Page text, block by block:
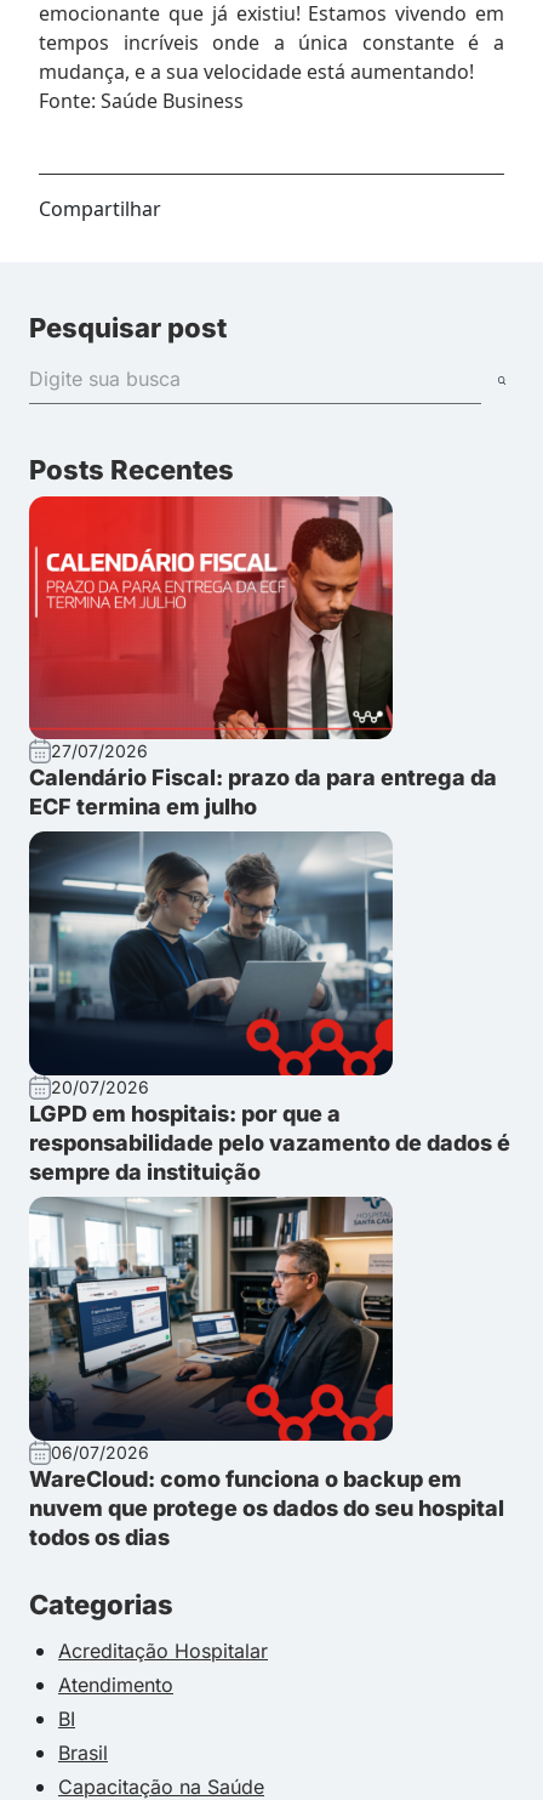
emocionante que já existiu! Estamos vivendo em
tempos incríveis onde a única constante é a
mudança, e a sua velocidade está aumentando!
Fonte: Saúde Business
Compartilhar
Pesquisar post
Posts Recentes
27/07/2026
Calendário Fiscal: prazo da para entrega da
ECF termina em julho
20/07/2026
LGPD em hospitais: por que a
responsabilidade pelo vazamento de dados é
sempre da instituição
06/07/2026
WareCloud: como funciona o backup em
nuvem que protege os dados do seu hospital
todos os dias
Categorias
Acreditação Hospitalar
Atendimento
BI
Brasil
Capacitação na Saúde